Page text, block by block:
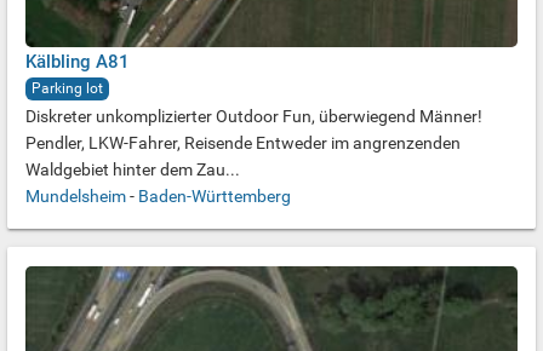
Kälbling A81
Parking lot
Diskreter unkomplizierter Outdoor Fun, überwiegend Männer!
Pendler, LKW-Fahrer, Reisende Entweder im angrenzenden
Waldgebiet hinter dem Zau...
Mundelsheim- Baden-Württemberg